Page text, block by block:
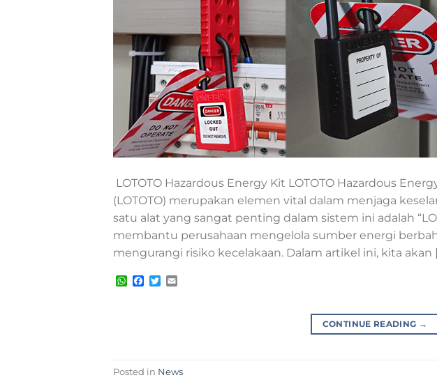
LOTOTO Hazardous Energy Kit LOTOTO Hazardous
(LOTOTO) merupakan elemen vital dalam menjaga
satu alat yang sangat penting dalam sistem ini adalah
membantu perusahaan mengelola sumber energi
mengurangi risiko kecelakaan. Dalam artikel ini, kita akan
WhatsApp
Facebook
Twitter
CONTINUE READING →
Posted in News